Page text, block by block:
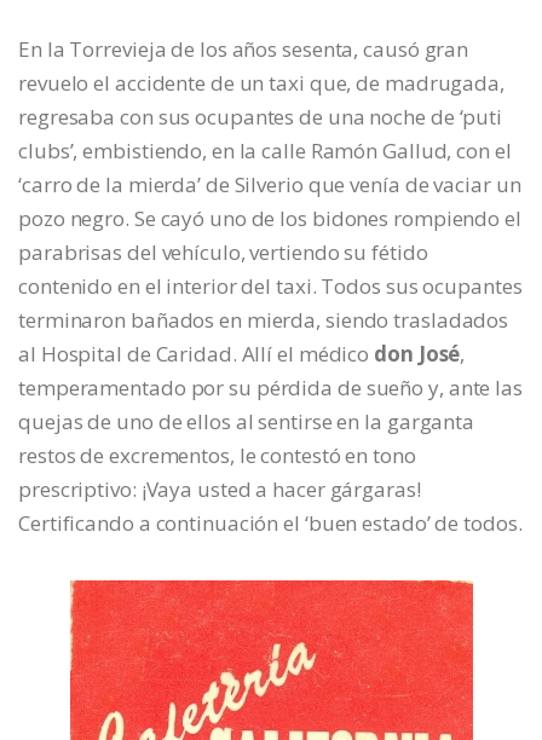
En la Torrevieja de los años sesenta, causó gran
revuelo el accidente de un taxi que, de madrugada,
regresaba con sus ocupantes de una noche de ‘puti
clubs’, embistiendo, en la calle Ramón Gallud, con el
‘carro de la mierda’ de Silverio que venía de vaciar un
pozo negro. Se cayó uno de los bidones rompiendo el
parabrisas del vehículo, vertiendo su fétido
contenido en el interior del taxi. Todos sus ocupantes
terminaron bañados en mierda, siendo trasladados
al Hospital de Caridad. Allí el médico don José,
temperamentado por su pérdida de sueño y, ante las
quejas de uno de ellos al sentirse en la garganta
restos de excrementos, le contestó en tono
prescriptivo: ¡Vaya usted a hacer gárgaras!
Certificando a continuación el ‘buen estado’ de todos.